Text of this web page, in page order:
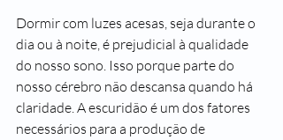
Dormir com luzes acesas, seja durante o
dia ou à noite, é prejudicial à qualidade
do nosso sono. Isso porque parte do
nosso cérebro não descansa quando há
claridade. A escuridão é um dos fatores
necessários para a produção de